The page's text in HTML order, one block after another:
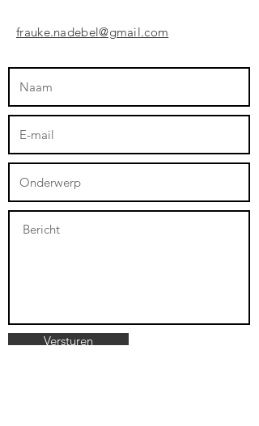
frauke.nadebel@gmail.com
Versturen